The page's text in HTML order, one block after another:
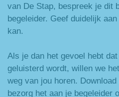
van De Stap, bespreek je dit
begeleider. Geef duidelijk
kan.
Als je dan het gevoel hebt
geluisterd wordt, willen we
weg van jou horen.
bezorg het aan je begeleider